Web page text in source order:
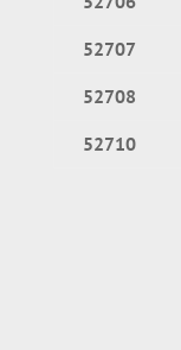
52707
52708
52710